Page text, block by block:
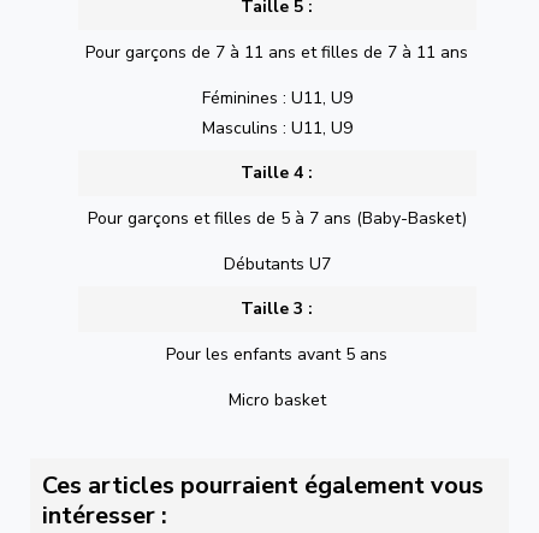
Taille 5 :
Pour garçons de 7 à 11 ans et filles de 7 à 11 ans
Féminines : U11, U9
Masculins : U11, U9
Taille 4 :
Pour garçons et filles de 5 à 7 ans (Baby-Basket)
Débutants U7
Taille 3 :
Pour les enfants avant 5 ans
Micro basket
Ces articles pourraient également vous
intéresser :